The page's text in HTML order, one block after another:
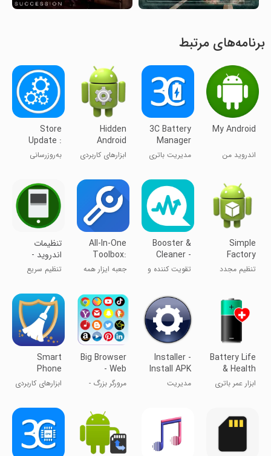
برنامه‌های مرتبط
My Android
اندروید من
3C Battery
Manager
مدیریت باتری
Hidden
Android
Settings
ابزارهای کاربردی
Store
Update :
Update All
Apps
به‌روزرسانی
اپ‌ها
Simple
Factory
Phone
Reset
تنظیم مجدد
Booster &
Cleaner -
Keeps fast
تقویت کننده و
All-In-One
Toolbox:
Cleaner
جعبه ایزار همه
تنظیمات
اندروید -
sweetsetting
تنظیم سریع
Battery Life
& Health
Tool
ابزار عمر باتری
Installer -
Install APK
‌مدیریت
Big Browser
- Web
Browser Uc
مرورگر بزرگ -
Smart
Phone
Cleaner
ابزارهای کاربردی